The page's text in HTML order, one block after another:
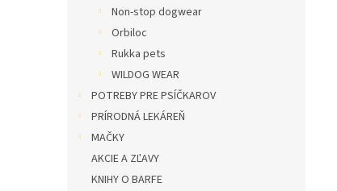
Non-stop dogwear
Orbiloc
Rukka pets
WILDOG WEAR
POTREBY PRE PSÍČKAROV
PRÍRODNÁ LEKÁREŇ
MAČKY
AKCIE A ZĽAVY
KNIHY O BARFE